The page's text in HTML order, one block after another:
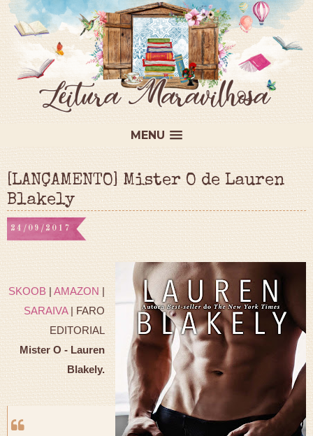
MENU
[LANÇAMENTO] Mister O de Lauren
Blakely
24/09/2017
SKOOB |AMAZON|
SARAIVA| FARO
EDITORIAL
Mister O - Lauren
Blakely.